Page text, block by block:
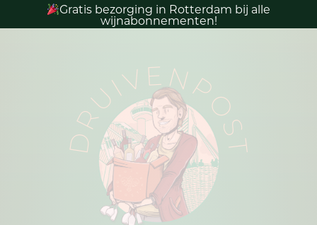
Gratis bezorging in Rotterdam bij alle
wijnabonnementen!
DRUIVENPOST